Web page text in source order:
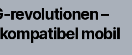
revolutionen –
mobil